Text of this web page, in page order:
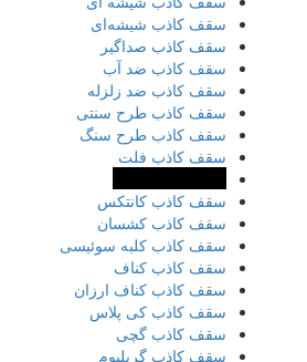
سقف کاذب شیشه‌ای
سقف کاذب صداگیر
سقف کاذب ضد آب
سقف کاذب ضد زلزله
سقف کاذب طرح سنتی
سقف کاذب طرح سنگ
سقف کاذب فلت
سقف کاذب کانتکس
سقف کاذب کشسان
سقف کاذب کلبه سوئیسی
سقف کاذب کناف
سقف کاذب کناف ارزان
سقف کاذب کی پلاس
سقف کاذب گچی
سقف کاذب گریلیوم